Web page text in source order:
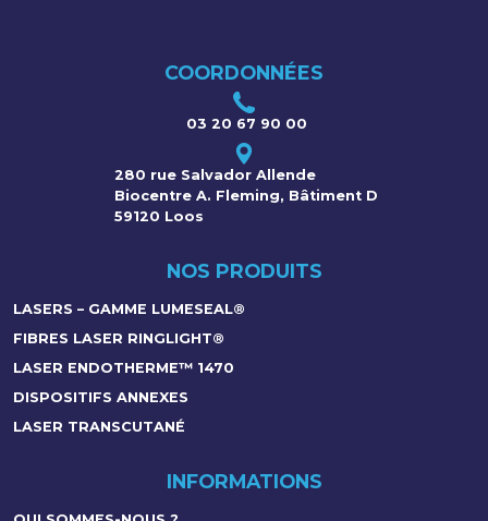
COORDONNÉES
03 20 67 90 00
280 rue Salvador Allende
Biocentre A. Fleming, Bâtiment D
59120 Loos
NOS PRODUITS
LASERS – GAMME LUMESEAL®
FIBRES LASER RINGLIGHT®
LASER ENDOTHERME™ 1470
DISPOSITIFS ANNEXES
LASER TRANSCUTANÉ
INFORMATIONS